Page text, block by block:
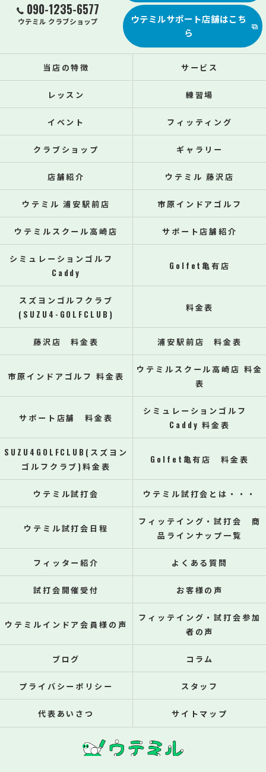
090-1235-6577
ウテミル クラブショップ
ウテミルサポート店舗はこち
ら
当店の特徴 サービス
レッスン 練習場
イベント フィッティング
クラブショップ ギャラリー
店舗紹介 ウテミル 藤沢店
ウテミル 浦安駅前店 市原インドアゴルフ
ウテミルスクール高崎店 サポート店舗紹介
シミュレーションゴルフ
Caddy
Golfet亀有店
スズヨンゴルフクラブ
(SUZU4-GOLFCLUB)
料金表
藤沢店 料金表 浦安駅前店 料金表
市原インドアゴルフ 料金表
ウテミルスクール高崎店 料金
表
サポート店舗 料金表
シミュレーションゴルフ
Caddy 料金表
SUZU4GOLFCLUB(スズヨン
ゴルフクラブ)料金表
Golfet亀有店 料金表
ウテミル試打会 ウテミル試打会とは・・・
ウテミル試打会日程
フィッテイング・試打会 商
品ラインナップ一覧
フィッター紹介 よくある質問
試打会開催受付 お客様の声
ウテミルインドア会員様の声
フィッテイング・試打会参加
者の声
ブログ コラム
プライバシーポリシー スタッフ
代表あいさつ サイトマップ